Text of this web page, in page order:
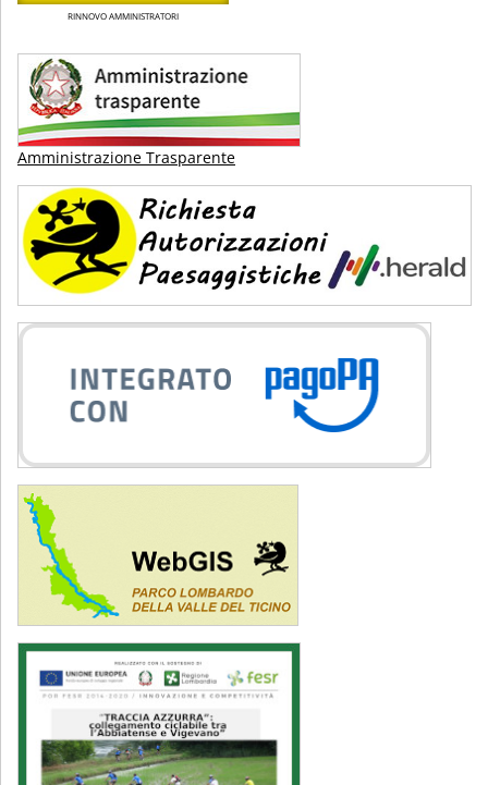
RINNOVO AMMINISTRATORI
Amministrazione Trasparente